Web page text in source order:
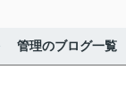
管理のブログ一覧